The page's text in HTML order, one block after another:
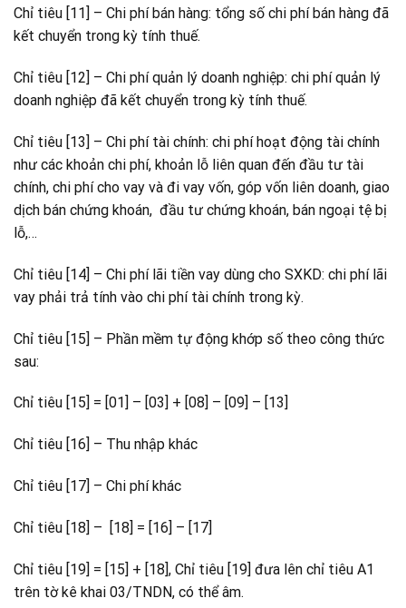
Chỉ tiêu [11] – Chi phí bán hàng: tổng số chi phí bán hàng đã
kết chuyển trong kỳ tính thuế.
Chỉ tiêu [12] – Chi phí quản lý doanh nghiệp: chi phí quản lý
doanh nghiệp đã kết chuyển trong kỳ tính thuế.
Chỉ tiêu [13] – Chi phí tài chính: chi phí hoạt động tài chính
như các khoản chi phí, khoản lỗ liên quan đến đầu tư tài
chính, chi phí cho vay và đi vay vốn, góp vốn liên doanh, giao
dịch bán chứng khoán, đầu tư chứng khoán, bán ngoại tệ bị
lỗ,…
Chỉ tiêu [14] – Chi phí lãi tiền vay dùng cho SXKD: chi phí lãi
vay phải trả tính vào chi phí tài chính trong kỳ.
Chỉ tiêu [15] – Phần mềm tự động khớp số theo công thức
sau:
Chỉ tiêu [15] = [01] – [03] + [08] – [09] – [13]
Chỉ tiêu [16] – Thu nhập khác
Chỉ tiêu [17] – Chi phí khác
Chỉ tiêu [18] – [18] = [16] – [17]
Chỉ tiêu [19] = [15] + [18], Chỉ tiêu [19] đưa lên chỉ­ tiêu A1
trên tờ kê khai 03/TNDN, có thể âm.